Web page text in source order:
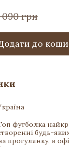
090 грн
до
футболка
будь-
прогулянку, в